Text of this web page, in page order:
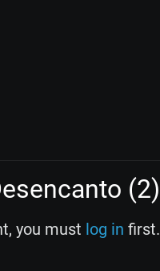
(2)
you must log in first.